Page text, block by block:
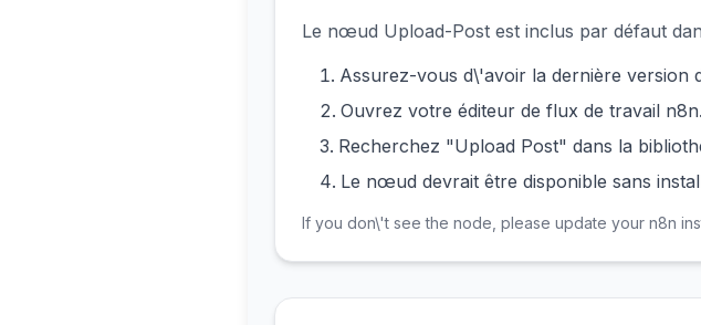
Le nœud Upload-Post est inclus par défaut
Assurez-vous d\'avoir la dernière version
Ouvrez votre éditeur de flux de travail n8n.
Recherchez "Upload Post" dans la
Le nœud devrait être disponible sans
If you don\'t see the node, please update your n8n